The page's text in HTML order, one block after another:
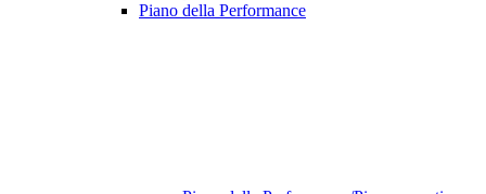
Piano della Performance